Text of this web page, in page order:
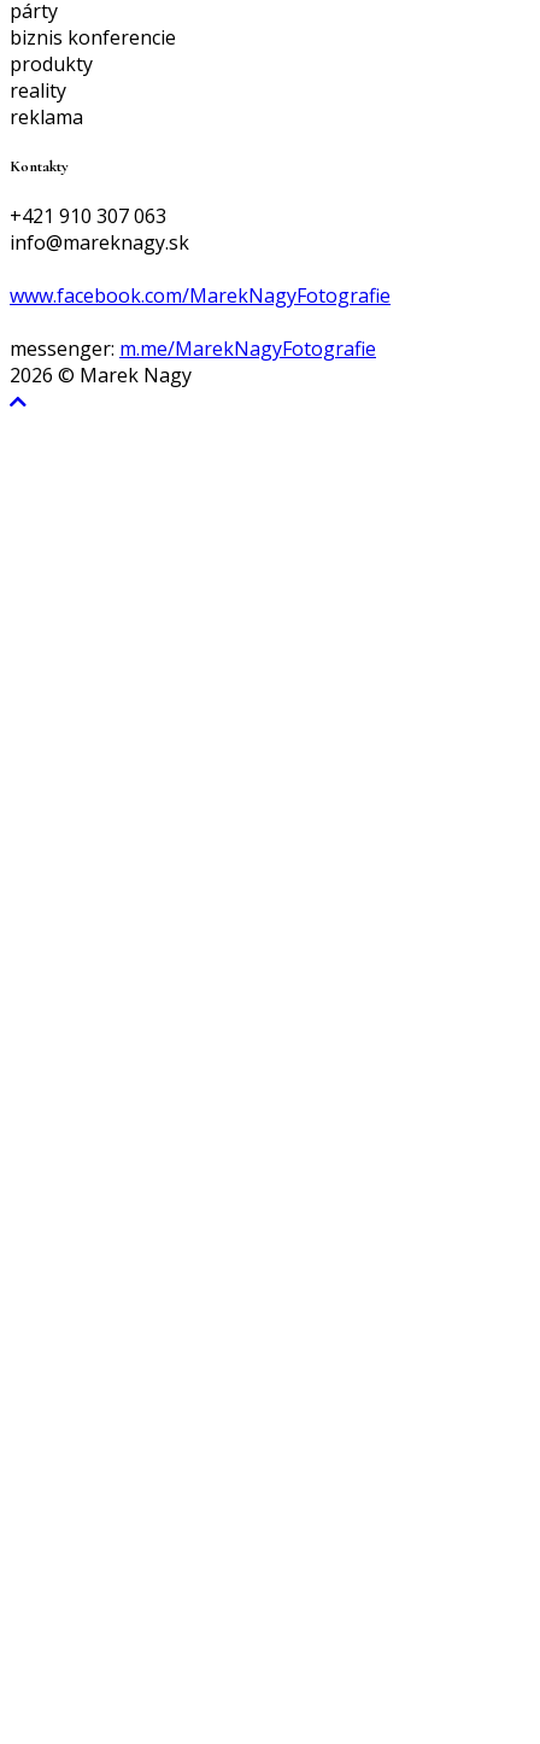
párty
biznis konferencie
produkty
reality
reklama
Kontakty
+421 910 307 063
info@mareknagy.sk
www.facebook.com/MarekNagyFotografie
messenger: m.me/MarekNagyFotografie
2026 © Marek Nagy